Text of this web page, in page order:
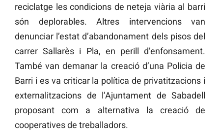
reciclatge les condicions de neteja viària al barri
són deplorables. Altres intervencions van
denunciar l’estat d’abandonament dels pisos del
carrer Sallarès i Pla, en perill d’enfonsament.
També van demanar la creació d’una Policia de
Barri i es va criticar la política de privatitzacions i
externalitzacions de l’Ajuntament de Sabadell
proposant com a alternativa la creació de
cooperatives de treballadors.